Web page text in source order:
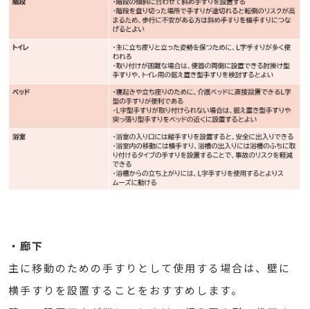
・廊下
主に移動のための手すりとして使用する場合は、壁に
横手すりを設置することをおすすめします。